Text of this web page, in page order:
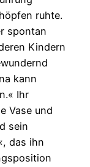
ruhte.
spontan
Kindern
kann
Ihr
Vase und
sein
das ihn